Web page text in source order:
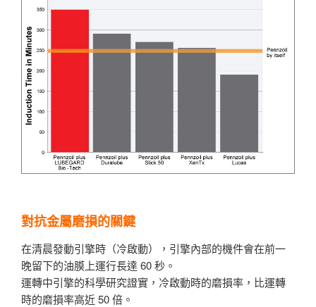
對抗金屬磨損的關鍵
在清晨發動引擎時（冷啟動），引擎內部的機件會在前一
晚留下的油膜上運行長達 60 秒。
運轉中引擎的科學研究證實，冷啟動時的磨損率，比運轉
時的磨損率高近 50 倍。